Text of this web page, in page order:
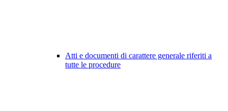
Atti e documenti di carattere generale riferiti a
tutte le procedure